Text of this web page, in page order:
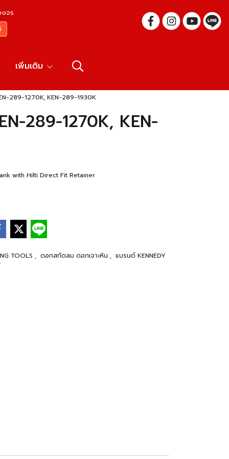
จร
เพิ่มเติม
289-1270K, KEN-289-1930K
289-1270K, KEN-
with Hilti Direct Fit Retainer
TOOLS , ดอกสกัดลม ดอกเจาะหิน , แบรนด์ KENNEDY